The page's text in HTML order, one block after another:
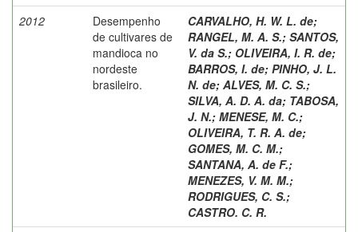
2012
Desempenho
de cultivares de
mandioca no
nordeste
brasileiro.
CARVALHO, H. W. L. de;
RANGEL, M. A. S.; SANTOS,
V. da S.; OLIVEIRA, I. R. de;
BARROS, I. de; PINHO, J. L.
N. de; ALVES, M. C. S.;
SILVA, A. D. A. da; TABOSA,
J. N.; MENESE, M. C.;
OLIVEIRA, T. R. A. de;
GOMES, M. C. M.;
SANTANA, A. de F.;
MENEZES, V. M. M.;
RODRIGUES, C. S.;
CASTRO. C. R.